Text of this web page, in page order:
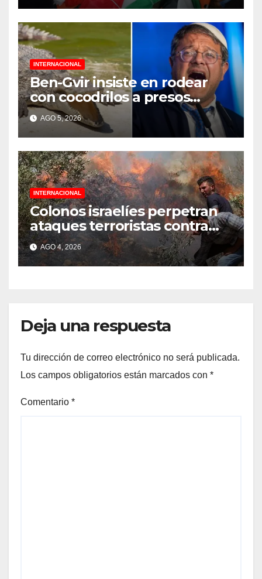
INTERNACIONAL
Ben-Gvir insiste en rodear
con cocodrilos a presos
palestinos
AGO 5, 2026
INTERNACIONAL
Colonos israelíes perpetran
ataques terroristas contra
familias palestinas en
Cisjordania
AGO 4, 2026
Deja una respuesta
Tu dirección de correo electrónico no será publicada.
Los campos obligatorios están marcados con *
Comentario *